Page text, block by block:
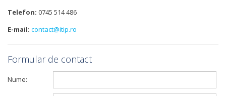
Telefon: 0745 514 486
E-mail: contact@itip.ro
Formular de contact
Nume: